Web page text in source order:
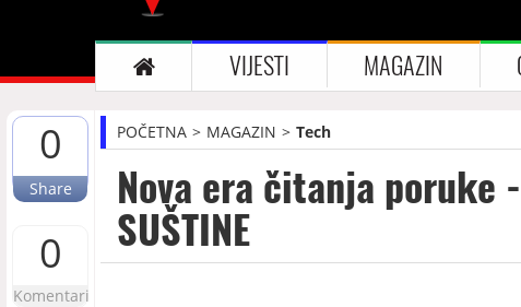
VIJESTI MAGAZIN
0
Share
0
Komentari
POČETNA MAGAZIN Tech
Nova era čitanja poruke
SUŠTINE